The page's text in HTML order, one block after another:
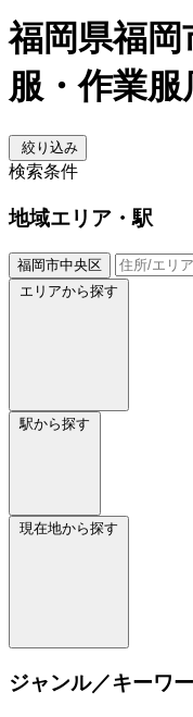
福岡県福岡
服・作業
絞り込み
検索条件
地域エリア・駅
福岡市中央区
エリアから探す
駅から探す
現在地から探す
ジャンル／キーワ